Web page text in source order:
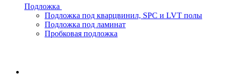
Подложка
Подложка под кварцвинил, SPC и LVT полы
Подложка под ламинат
Пробковая подложка